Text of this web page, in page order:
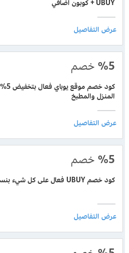
UBUY + كوبون اضافي
%5 خصم
كود
المنزل والمطبخ
%5 خصم
كود خصم UBUY فعال على كل شيء بنسبة تخفيض 5%